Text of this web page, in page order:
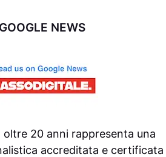
NEWS
oltre 20 anni rappresenta una
accreditata e certificata